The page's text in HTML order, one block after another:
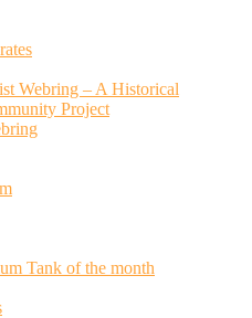
Webring – A Historical
Project
Tank of the month